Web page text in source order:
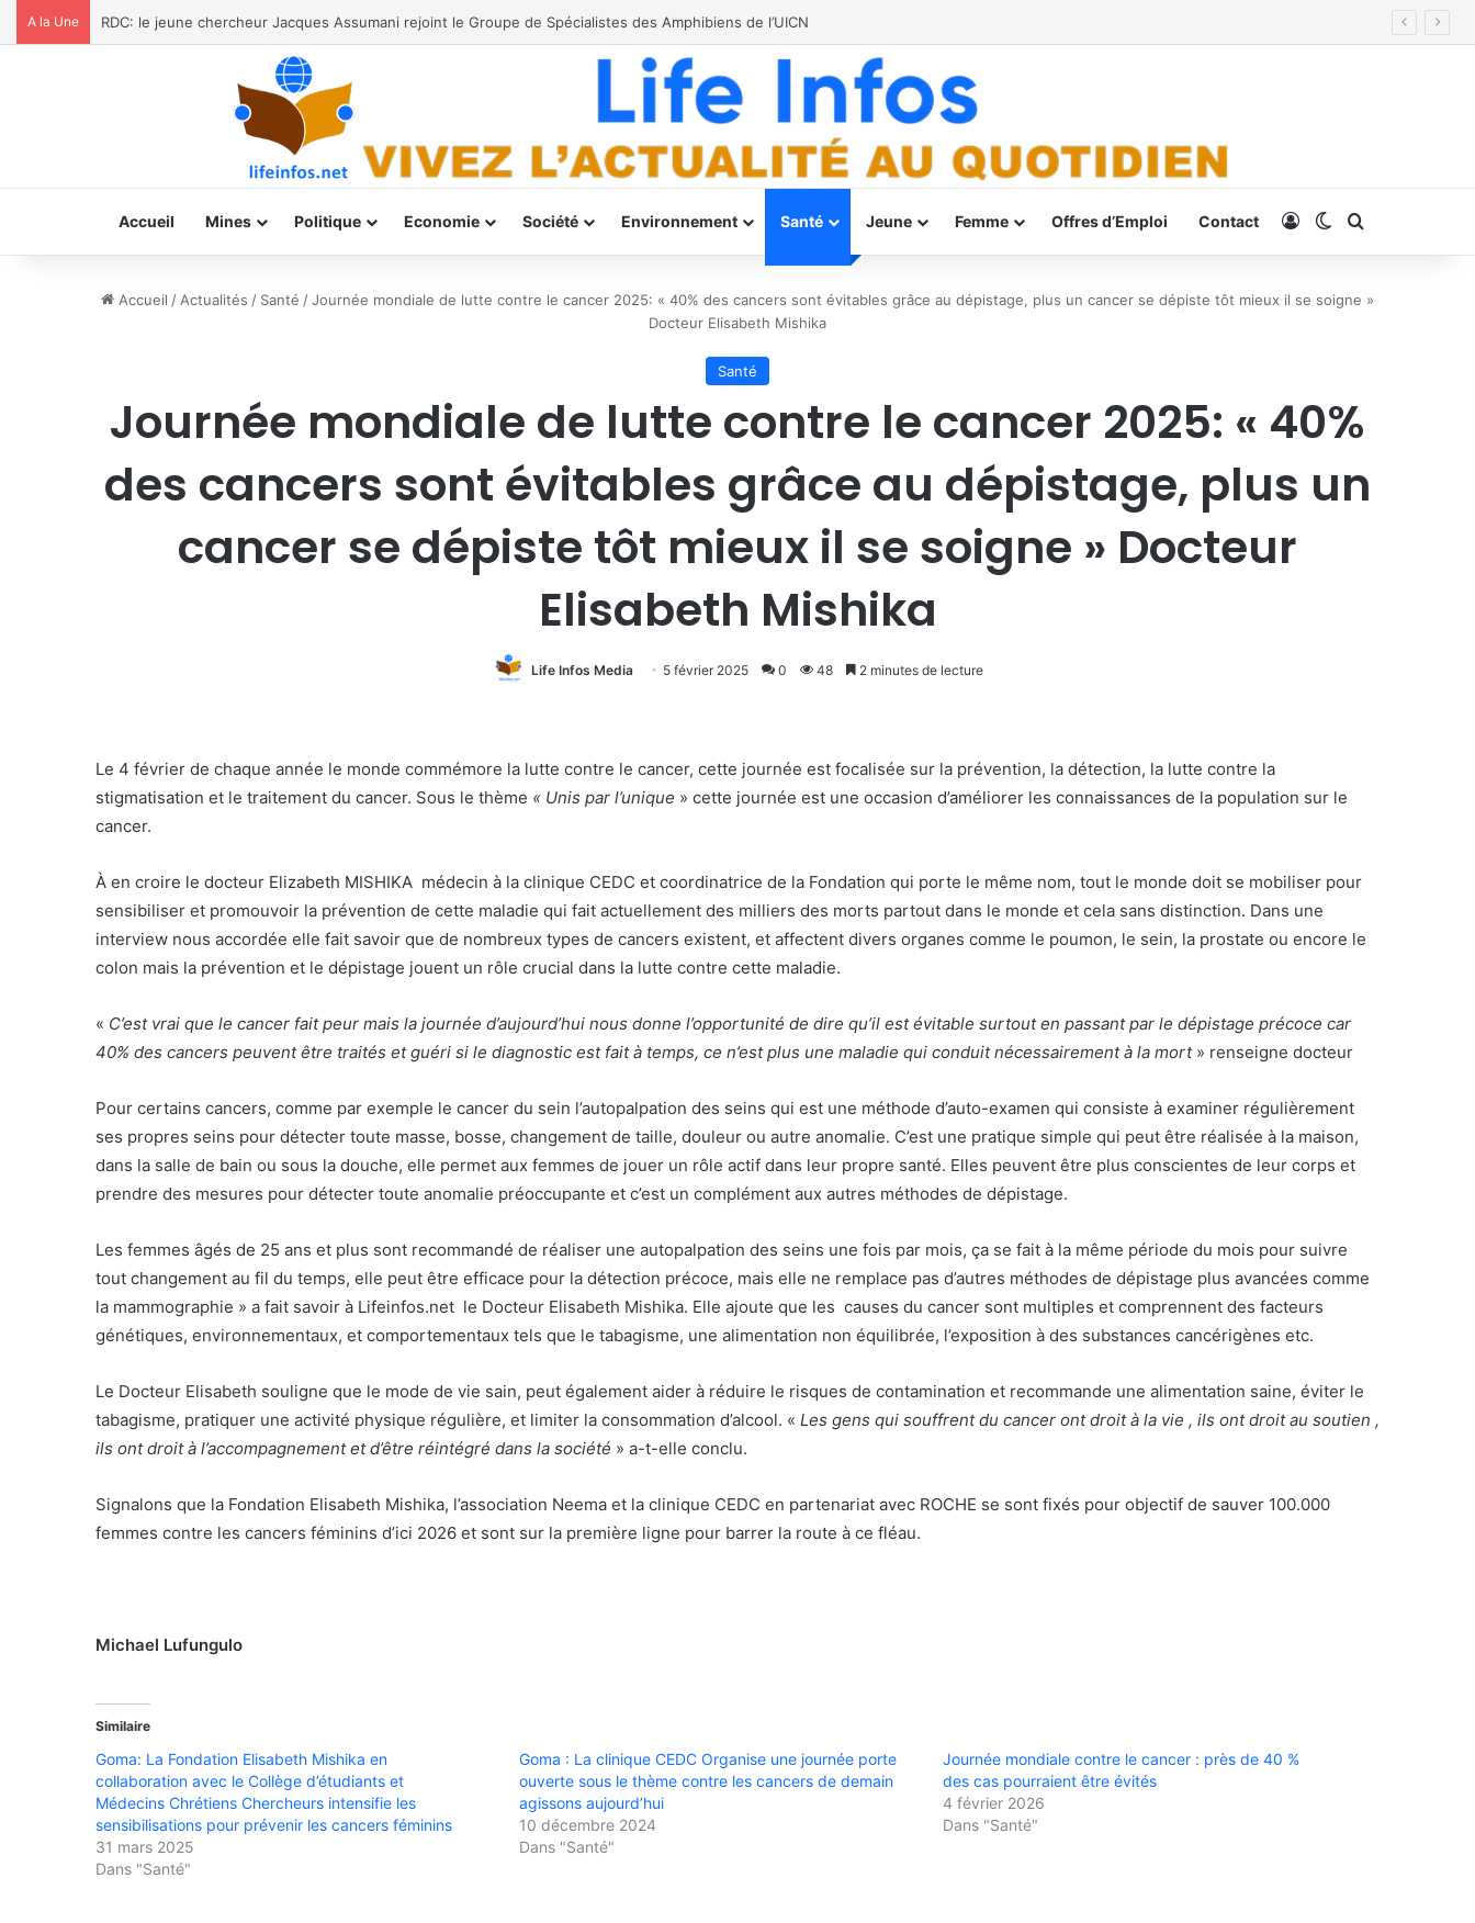
A la Une Prévention d’Ebola: de Bukavu aux territoires, l’UNPC étend son action
Accueil Mines Politique Economie Société Environnement Santé Jeune Femme Offres d’Emploi Contact ConnexionSwitch skin
Accueil / Actualités / Santé /Journée mondiale de lutte contre le cancer 2025: « 40% des cancers sont évitables grâce au dépistage, plus un cancer se dépiste tôt mieux il se soigne »
Docteur Elisabeth Mishika
Santé
Journée mondiale de lutte contre le cancer 2025: « 40%
des cancers sont évitables grâce au dépistage, plus un
cancer se dépiste tôt mieux il se soigne » Docteur
Elisabeth Mishika
Life Infos Media 5 février 2025 0 48 2 minutes de lecture
Le 4 février de chaque année le monde commémore la lutte contre le cancer, cette journée est focalisée sur la prévention, la détection, la lutte contre la
stigmatisation et le traitement du cancer. Sous le thème « Unis par l’unique » cette journée est une occasion d’améliorer les connaissances de la population sur le
cancer.
À en croire le docteur Elizabeth MISHIKA médecin à la clinique CEDC et coordinatrice de la Fondation qui porte le même nom, tout le monde doit se mobiliser pour
sensibiliser et promouvoir la prévention de cette maladie qui fait actuellement des milliers des morts partout dans le monde et cela sans distinction. Dans une
interview nous accordée elle fait savoir que de nombreux types de cancers existent, et affectent divers organes comme le poumon, le sein, la prostate ou encore le
colon mais la prévention et le dépistage jouent un rôle crucial dans la lutte contre cette maladie.
« C’est vrai que le cancer fait peur mais la journée d’aujourd’hui nous donne l’opportunité de dire qu’il est évitable surtout en passant par le dépistage précoce car
40% des cancers peuvent être traités et guéri si le diagnostic est fait à temps, ce n’est plus une maladie qui conduit nécessairement à la mort» renseigne docteur
Pour certains cancers, comme par exemple le cancer du sein l’autopalpation des seins qui est une méthode d’auto-examen qui consiste à examiner régulièrement
ses propres seins pour détecter toute masse, bosse, changement de taille, douleur ou autre anomalie. C’est une pratique simple qui peut être réalisée à la maison,
dans la salle de bain ou sous la douche, elle permet aux femmes de jouer un rôle actif dans leur propre santé. Elles peuvent être plus conscientes de leur corps et
prendre des mesures pour détecter toute anomalie préoccupante et c’est un complément aux autres méthodes de dépistage.
Les femmes âgés de 25 ans et plus sont recommandé de réaliser une autopalpation des seins une fois par mois, ça se fait à la même période du mois pour suivre
tout changement au fil du temps, elle peut être efficace pour la détection précoce, mais elle ne remplace pas d’autres méthodes de dépistage plus avancées comme
la mammographie » a fait savoir à Lifeinfos.net le Docteur Elisabeth Mishika. Elle ajoute que les causes du cancer sont multiples et comprennent des facteurs
génétiques, environnementaux, et comportementaux tels que le tabagisme, une alimentation non équilibrée, l’exposition à des substances cancérigènes etc.
Le Docteur Elisabeth souligne que le mode de vie sain, peut également aider à réduire le risques de contamination et recommande une alimentation saine, éviter le
tabagisme, pratiquer une activité physique régulière, et limiter la consommation d’alcool. « Les gens qui souffrent du cancer ont droit à la vie , ils ont droit au soutien ,
ils ont droit à l’accompagnement et d’être réintégré dans la société » a-t-elle conclu.
Signalons que la Fondation Elisabeth Mishika, l’association Neema et la clinique CEDC en partenariat avec ROCHE se sont fixés pour objectif de sauver 100.000
femmes contre les cancers féminins d’ici 2026 et sont sur la première ligne pour barrer la route à ce fléau.
Michael Lufungulo
Similaire
Goma: La Fondation Elisabeth Mishika en
collaboration avec le Collège d’étudiants et
Médecins Chrétiens Chercheurs intensifie les
sensibilisations pour prévenir les cancers féminins
31 mars 2025
Dans "Santé"
Goma : La clinique CEDC Organise une journée porte
ouverte sous le thème contre les cancers de demain
agissons aujourd’hui
10 décembre 2024
Dans "Santé"
Journée mondiale contre le cancer : près de 40 %
des cas pourraient être évités
4 février 2026
Dans "Santé"